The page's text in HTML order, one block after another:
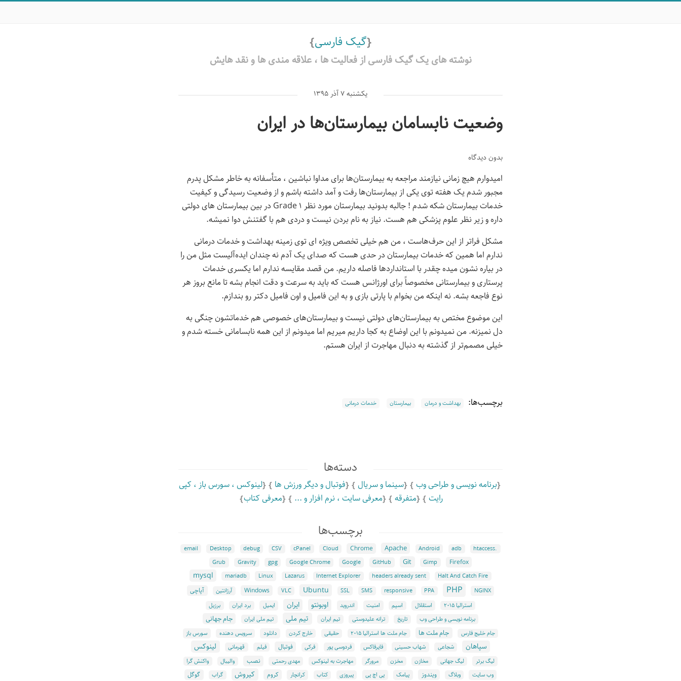
گیک فارسی
نوشته های یک گیک فارسی از فعالیت ها ،‌ علاقه مندی ها و نقد هایش
یکشنبه ۷ آذر ۱۳۹۵
وضعیت نابسامان بیمارستان‌ها در ایران
بدون دیدگاه
امیدوارم هیچ‌ زمانی نیازمند مراجعه به بیمارستان‌ها برای مداوا نباشین ،‌ متأسفانه به خاطر مشکل پدرم
مجبور شدم یک هفته توی یکی از بیمارستان‌ها رفت و آمد داشته باشم و از وضعیت رسیدگی و کیفیت
خدمات بیمارستان شکه شدم ! جالبه بدونید بیمارستان مورد نظر Grade 1 در بین بیمارستان های دولتی
داره و زیر نظر علوم پزشکی هم هست. نیاز به نام بردن نیست و دردی هم با گفتنش دوا نمیشه.
مشکل فراتر از این حرف‌هاست ، من هم خیلی تخصص ویژه ای توی زمینه بهداشت و خدمات درمانی
ندارم اما همین که خدمات بیمارستان در حدی هست که صدای یک آدم نه چندان ایده‌آلیست مثل من را
در بیاره نشون میده چقدر با استاندارد‌ها فاصله داریم. من قصد مقایسه ندارم اما یکسری خدمات
پرستاری و بیمارستانی مخصوصاً برای اورژانس هست که باید به سرعت و دقت انجام بشه تا مانع بروز هر
نوع فاجعه بشه. نه اینکه من بخوام با پارتی بازی و به این فامیل و اون فامیل دکتر رو بندازم.
این موضوع مختص به بیمارستان‌های دولتی نیست و بیمارستان‌های خصوصی هم خدماتشون چنگی به
دل نمیزنه. من نمیدونم با این اوضاع به کجا داریم میریم اما میدونم از این همه نابسامانی خسته شدم و
خیلی مصمم‌تر از گذشته به دنبال مهاجرت از ایران هستم.
برچسب‌ها: بهداشت و درمان بیمارستان خدمات درمانی
دسته‌ها
برنامه نویسی و طراحی وب سینما و سریال فوتبال و دیگر ورزش ها
لینوکس ،‌ سورس باز ،‌ کپی
رایت
متفرقه معرفی سایت ،‌ نرم افزار و ... معرفی کتاب
برچسب‌ها
.htaccess
adb
Android
Apache
Chrome
Cloud
cPanel
CSV
debug
Desktop
email
Firefox
Gimp
Git
GitHub
Google
Google Chrome
gpg
Gravity
Grub
Halt And Catch Fire
headers already sent
Internet Explorer
Lazarus
Linux
mariadb
mysql
NGINX
PHP
PPA
responsive
SMS
SSL
Ubuntu
VLC
Windows آرژانتین آپاچی
استرالیا ۲۰۱۵ استقلال اسپم امنیت اندروید اوبونتو ایران ایمیل برد ایران برزیل
برنامه نویسی و طراحی وب تاریخ ترانه علیدوستی تیم ایران تیم ملی تیم ملی ایران جام جهانی
جام خلیج فارس جام ملت ها جام ملت ها استرالیا ۲۰۱۵ حقیقی خارج کردن دانلود سرویس دهنده سورس باز
سپاهان شجاعی شهاب حسینی فایرفاکس فردوسی پور فرکی فوتبال فیلم قهرمانی لینوکس
لیگ برتر لیگ جهانی مخازن مخزن مرورگر مهاجرت به لینوکس مهدی رحمتی نصب والیبال واکنش گرا
وب سایت وبلاگ ویندوز پیامک پی اچ پی پیروزی کتاب کرانچار کروم کیروش گراب گوگل